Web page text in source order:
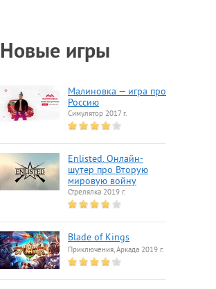
Новые игры
Малиновка — игра про
Россию
Симулятор 2017 г.
Enlisted. Онлайн-
шутер про Вторую
мировую войну
Стрелялка 2019 г.
Blade of Kings
Приключения, Аркада 2019 г.